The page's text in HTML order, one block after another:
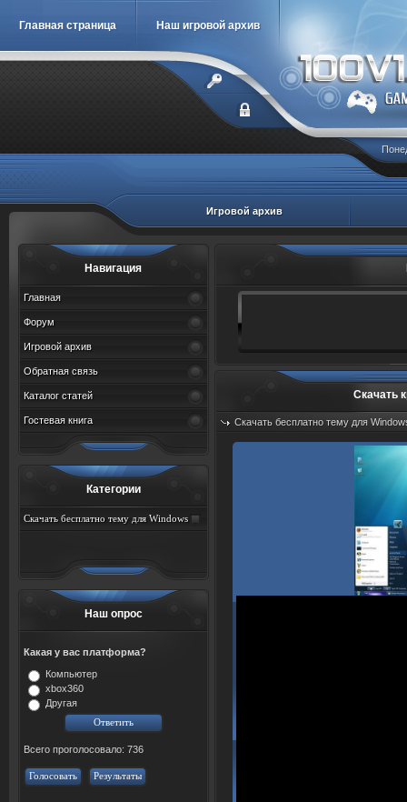
Главная страница Наш игровой архив
Игровой архив
Навигация
Главная
Форум
Игровой архив
Обратная связь
Каталог статей
Гостевая книга
Категории
Скачать бесплатно тему для Windows
Наш опрос
Какая у вас платформа?
Компьютер
xbox360
Другая
Всего проголосовало: 736
Голосовать Результаты
Скачать
Скачать бесплатно тему для
Дата: 10.08.2026
Просмотров: 573